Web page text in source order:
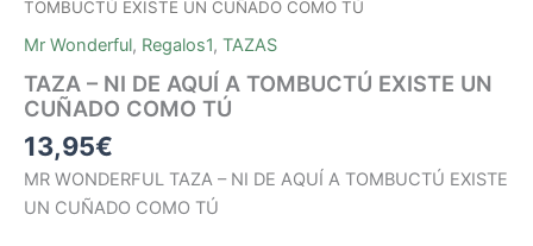
TOMBUCTÚ EXISTE UN CUÑADO COMO TÚ
Mr Wonderful, Regalos1, TAZAS
TAZA – NI DE AQUÍ A TOMBUCTÚ EXISTE UN
CUÑADO COMO TÚ
13,95€
MR WONDERFUL TAZA – NI DE AQUÍ A TOMBUCTÚ EXISTE
UN CUÑADO COMO TÚ